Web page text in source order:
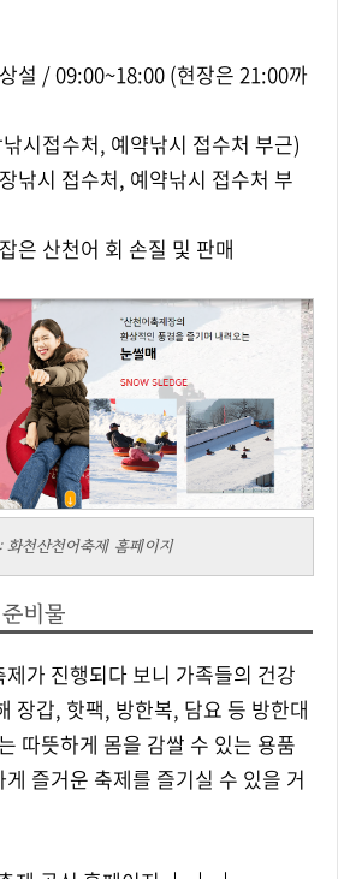
설 / 09:00~18:00 (현장은 21:00까
시접수처, 예약낚시 접수처 부근)
낚시 접수처, 예약낚시 접수처 부
은 산천어 회 손질 및 판매
화천산천어축제 홈페이지
비물
가 진행되다 보니 가족들의 건강
장갑, 핫팩, 방한복, 담요 등 방한대
따뜻하게 몸을 감쌀 수 있는 용품
즐거운 축제를 즐기실 수 있을 거